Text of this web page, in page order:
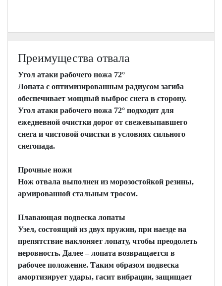
Преимущества отвала
Угол атаки рабочего ножа 72°
Лопата с оптимизированным радиусом загиба
обеспечивает мощный выброс снега в сторону.
Угол атаки рабочего ножа 72° подходит для
ежедневной очистки дорог от свежевыпавшего
снега и чистовой очистки в условиях сильного
снегопада.
Прочные ножи
Нож отвала выполнен из морозостойкой резины,
армированной стальным тросом.
Плавающая подвеска лопаты
Узел, состоящий из двух пружин, при наезде на
препятствие наклоняет лопату, чтобы преодолеть
неровность. Далее – лопата возвращается в
рабочее положение. Таким образом подвеска
амортизирует удары, гасит вибрации, защищает